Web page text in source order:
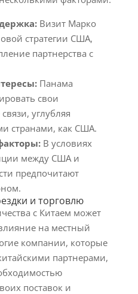
Визит Марко
стратегии США,
партнерства с
Панама
свои
углубляя
странами, как США.
В условиях
между США и
предпочитают
и торговлю
с Китаем может
на местный
компании, которые
партнерами,
поставок и